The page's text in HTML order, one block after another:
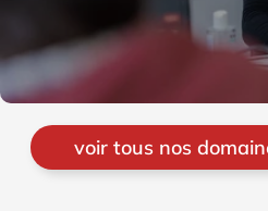
voir tous nos